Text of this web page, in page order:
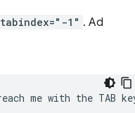
tabindex="-1" . Ad